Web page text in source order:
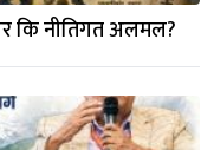
सरकार कि नीतिगत अलमल?